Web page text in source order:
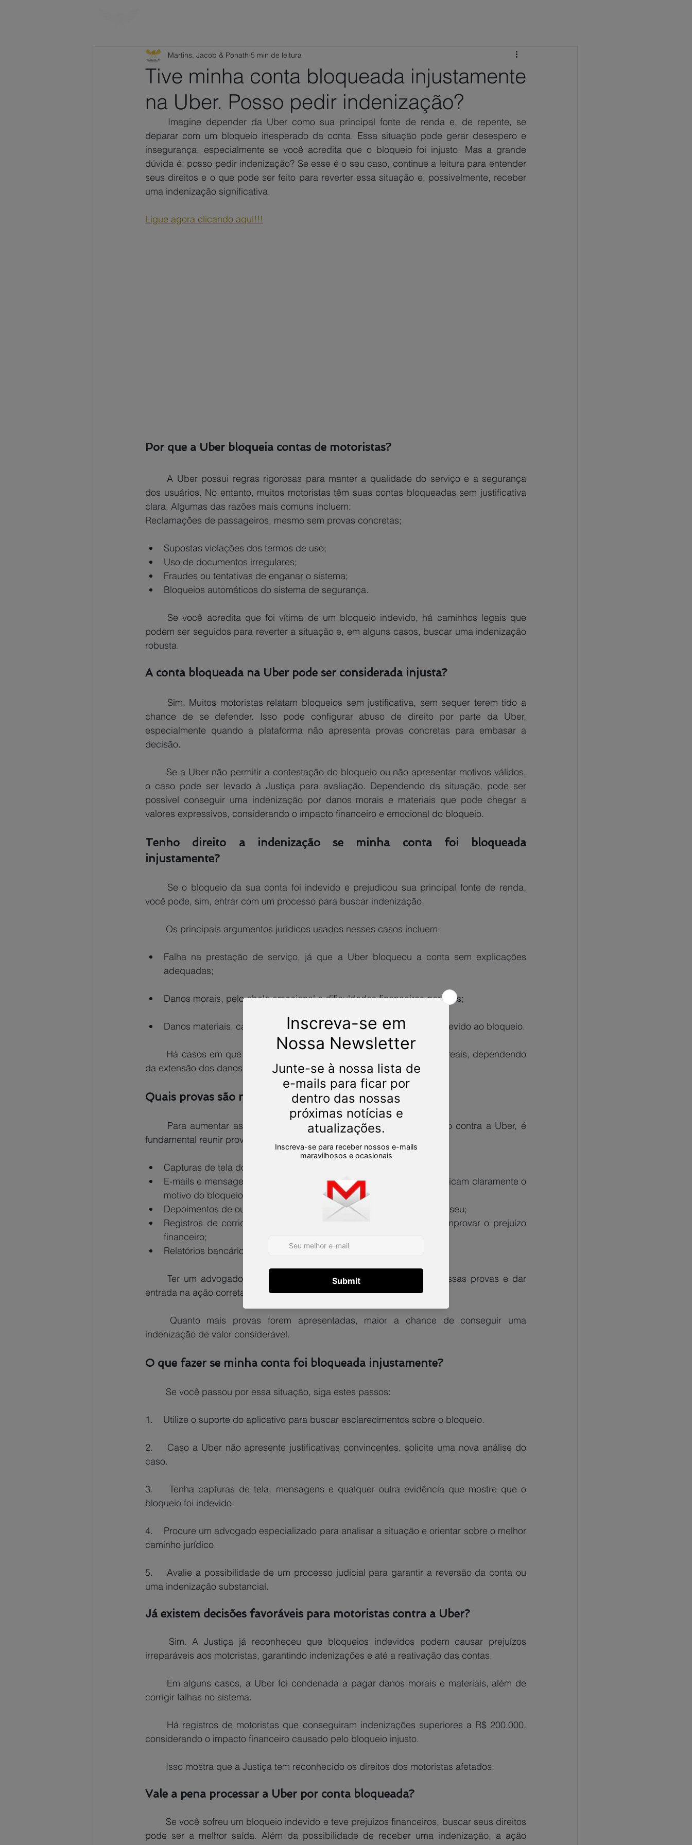
Tive minha conta bloqueada injustamente
na Uber. Posso pedir indenização?
Martins, Jacob & Ponath 5 min de leitura
Imagine depender da Uber como sua principal fonte de renda e, de repente, se
deparar com um bloqueio inesperado da conta. Essa situação pode gerar desespero e
insegurança, especialmente se você acredita que o bloqueio foi injusto. Mas a grande
dúvida é: posso pedir indenização? Se esse é o seu caso, continue a leitura para entender
seus direitos e o que pode ser feito para reverter essa situação e, possivelmente, receber
uma indenização significativa.
Ligue agora clicando aqui!!!
Por que a Uber bloqueia contas de motoristas?
A Uber possui regras rigorosas para manter a qualidade do serviço e a segurança
dos usuários. No entanto, muitos motoristas têm suas contas bloqueadas sem justificativa
clara. Algumas das razões mais comuns incluem:
Reclamações de passageiros, mesmo sem provas concretas;
Supostas violações dos termos de uso;
Uso de documentos irregulares;
Fraudes ou tentativas de enganar o sistema;
Bloqueios automáticos do sistema de segurança.
podem ser seguidos para reverter a situação e, em alguns casos, buscar uma indenização
robusta.
A conta bloqueada na Uber pode ser considerada injusta?
chance de se defender. Isso pode configurar abuso de direito por parte da Uber,
especialmente quando a plataforma não apresenta provas concretas para embasar a
decisão.
o caso pode ser levado à Justiça para avaliação. Dependendo da situação, pode ser
possível conseguir uma indenização por danos morais e materiais que pode chegar a
valores expressivos, considerando o impacto financeiro e emocional do bloqueio.
Tenho direito a indenização se minha conta foi bloqueada
injustamente?
Se o bloqueio da sua conta foi indevido e prejudicou sua principal fonte de renda,
você pode, sim, entrar com um processo para buscar indenização.
	Os principais argumentos jurídicos usados nesses casos incluem:
Falha na prestação de serviço, já que a Uber bloqueou a conta sem explicações
adequadas;
Danos morais, pelo abalo emocional e dificuldades financeiras geradas;
Danos materiais, caso você tenha sofrido prejuízo financeiro direto devido ao bloqueio.
da extensão dos danos causados ao motorista.
Quais provas são necessárias para pedir indenização?
fundamental reunir provas. Alguns documentos essenciais incluem:
Capturas de tela do aplicativo, mostrando o bloqueio da conta;
E-mails e mensagens da Uber, principalmente aqueles que não explicam claramente o
motivo do bloqueio;
Depoimentos de outros motoristas, se houver casos semelhantes ao seu;
Registros de corridas canceladas e histórico de ganhos, para comprovar o prejuízo
financeiro;
Relatórios bancários, demonstrando a perda de renda.
entrada na ação corretamente.
indenização de valor considerável.
O que fazer se minha conta foi bloqueada injustamente?
Se você passou por essa situação, siga estes passos:
1.    Utilize o suporte do aplicativo para buscar esclarecimentos sobre o bloqueio.
2.    Caso a Uber não apresente justificativas convincentes, solicite uma nova análise do
caso.
3.    Tenha capturas de tela, mensagens e qualquer outra evidência que mostre que o
bloqueio foi indevido.
4.    Procure um advogado especializado para analisar a situação e orientar sobre o melhor
caminho jurídico.
5.    Avalie a possibilidade de um processo judicial para garantir a reversão da conta ou
uma indenização substancial.
Já existem decisões favoráveis para motoristas contra a Uber?
irreparáveis aos motoristas, garantindo indenizações e até a reativação das contas.
corrigir falhas no sistema.
considerando o impacto financeiro causado pelo bloqueio injusto.
	Isso mostra que a Justiça tem reconhecido os direitos dos motoristas afetados.
Vale a pena processar a Uber por conta bloqueada?
pode ser a melhor saída. Além da possibilidade de receber uma indenização, a ação